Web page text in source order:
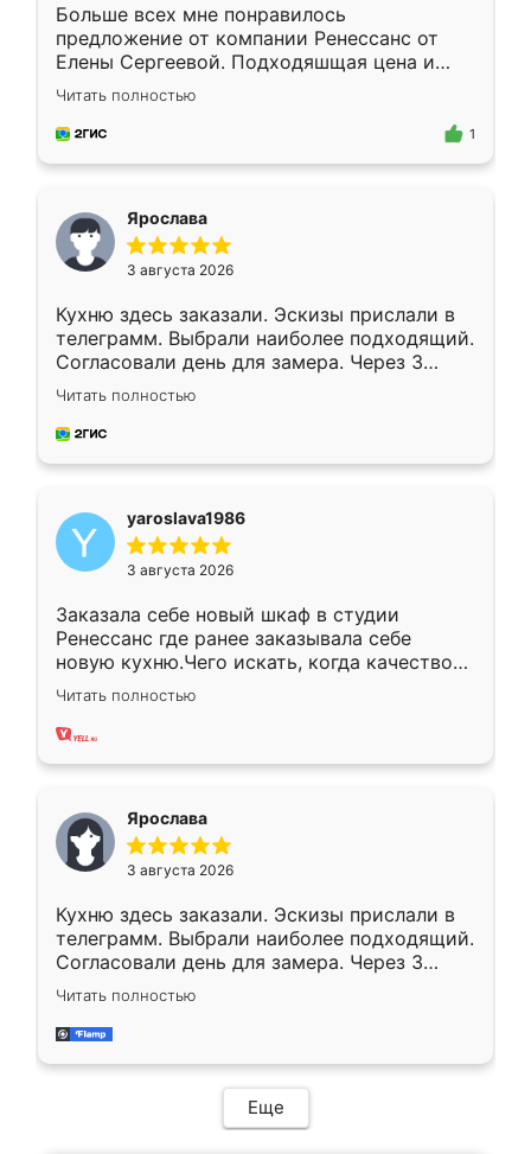
Больше всех мне понравилось
предложение от компании Ренессанс от
Елены Сергеевой. Подходяшщая цена и
короткие сроки изготовления. Приехавший
для замера сотрудник Владислав
предложил по моему эскизу самый
Читать полностью
1
Ярослава
3 августа 2026
Кухню здесь заказали. Эскизы прислали в
телеграмм. Выбрали наиболее подходящий.
Согласовали день для замера. Через 3
недели кухня была уже готова. Остались
довольны работой. Спасибо Ренессанс
мебель за качественную работу!
Читать полностью
yaroslava1986
3 августа 2026
Заказала себе новый шкаф в студии
Ренессанс где ранее заказывала себе
новую кухню.Чего искать, когда качеством
вполне довольна. Служит кухня уже почти
два года, нареканий нет.
Читать полностью
Ярослава
3 августа 2026
Кухню здесь заказали. Эскизы прислали в
телеграмм. Выбрали наиболее подходящий.
Согласовали день для замера. Через 3
недели кухня была уже готова. Остались
довольны работой. Спасибо Ренессанс
мебель за качественную работу!
Читать полностью
Еще